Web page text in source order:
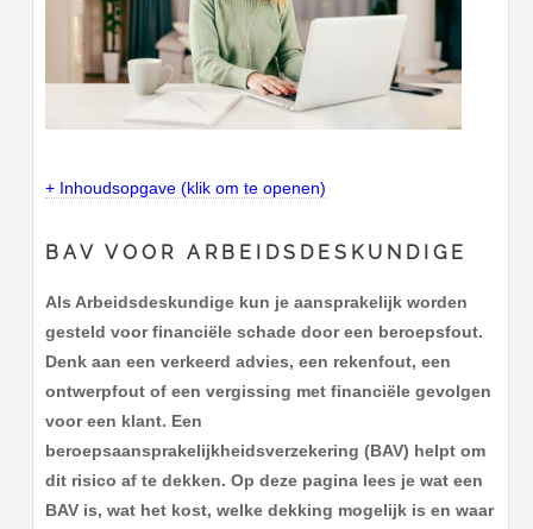
+ Inhoudsopgave (klik om te openen)
BAV VOOR ARBEIDSDESKUNDIGE
Als Arbeidsdeskundige kun je aansprakelijk worden
gesteld voor financiële schade door een beroepsfout.
Denk aan een verkeerd advies, een rekenfout, een
ontwerpfout of een vergissing met financiële gevolgen
voor een klant. Een
beroepsaansprakelijkheidsverzekering (BAV) helpt om
dit risico af te dekken. Op deze pagina lees je wat een
BAV is, wat het kost, welke dekking mogelijk is en waar